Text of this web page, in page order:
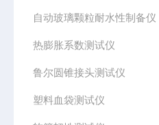
自动玻璃颗粒耐水性制备仪
热膨胀系数测试仪
鲁尔圆锥接头测试仪
塑料血袋测试仪